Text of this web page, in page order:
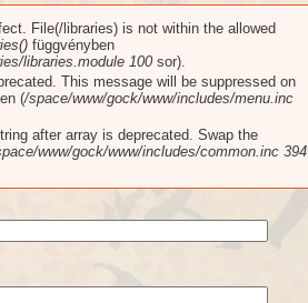
File(/libraries) is not within the allowed
függvényben
libraries.module 100 sor).
This message will be suppressed on
(/space/www/gock/www/includes/menu.inc
after array is deprecated. Swap the
www/gock/www/includes/common.inc 394